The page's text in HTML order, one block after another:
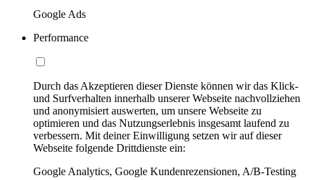
Google Ads
Performance
Durch das Akzeptieren dieser Dienste können wir das Klick-
und Surfverhalten innerhalb unserer Webseite nachvollziehen
und anonymisiert auswerten, um unsere Webseite zu
optimieren und das Nutzungserlebnis insgesamt laufend zu
verbessern. Mit deiner Einwilligung setzen wir auf dieser
Webseite folgende Drittdienste ein:
Google Analytics, Google Kundenrezensionen, A/B-Testing